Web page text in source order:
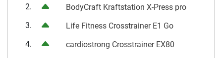
2.
BodyCraft Kraftstation X-Press pro
3.
Life Fitness Crosstrainer E1 Go
4.
cardiostrong Crosstrainer EX80